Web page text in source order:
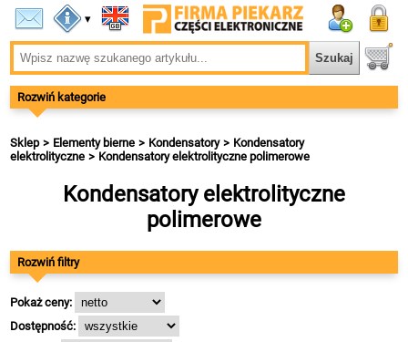
▾
Rozwiń kategorie
Sklep Elementy bierne Kondensatory
Kondensatory
elektrolityczne
Kondensatory elektrolityczne polimerowe
Kondensatory elektrolityczne
polimerowe
Rozwiń filtry
Pokaż ceny:
Dostępność: